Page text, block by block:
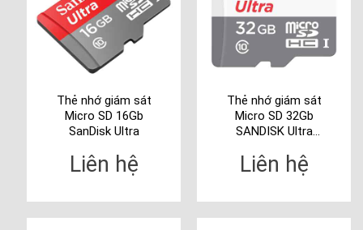
Thẻ nhớ giám sát
Micro SD 16Gb
SanDisk Ultra
Liên hệ
Thẻ nhớ giám sát
Micro SD 32Gb
SANDISK Ultra
GN6MN
Liên hệ